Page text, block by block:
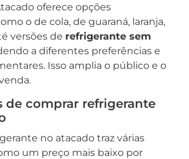
oferece opções
o de cola, de guaraná, laranja,
versões de refrigerante sem
a diferentes preferências e
Isso amplia o público e o
de comprar refrigerante
no atacado traz várias
um preço mais baixo por